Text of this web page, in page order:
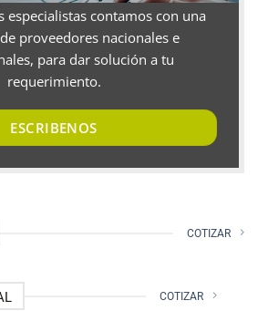
especialistas contamos con una
proveedores nacionales e
para dar solución a tu
requerimiento.
ESCRIBENOS
COTIZAR
COTIZAR